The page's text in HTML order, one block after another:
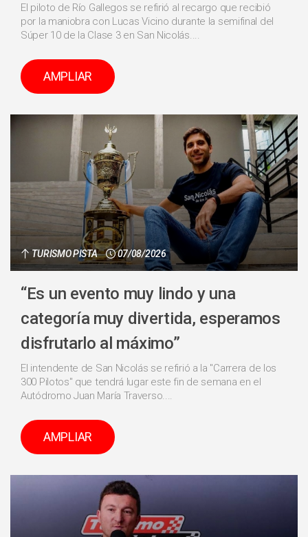
El piloto de Río Gallegos se refirió al recargo que recibió
por la maniobra con Lucas Vicino durante la semifinal del
Súper 10 de la Clase 3 en San Nicolás....
AMPLIAR
TURISMO PISTA 07/08/2026
“Es un evento muy lindo y una
categoría muy divertida, esperamos
disfrutarlo al máximo”
El intendente de San Nicolás se refirió a la "Carrera de los
300 Pilotos" que tendrá lugar este fin de semana en el
Autódromo Juan María Traverso....
AMPLIAR